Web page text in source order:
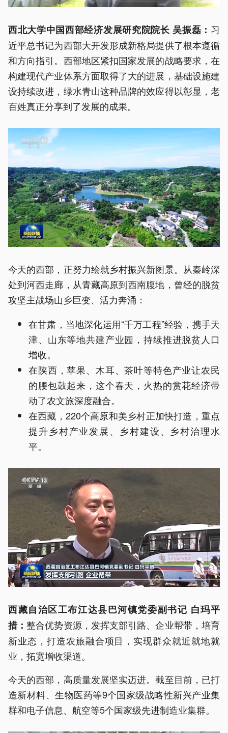
西北大学中国西部经济发展研究院院长 吴振磊： 习
近平总书记为西部大开发形成新格局提供了根本遵循
和方向指引。西部地区紧扣国家发展的战略要求，在
构建现代产业体系方面取得了大的进展，基础设施建
设持续改进，绿水青山这种品牌的效应得以彰显，老
百姓真正分享到了发展的成果。
今天的西部，正努力绘就乡村振兴新图景。从秦岭深
处到河西走廊，从青藏高原到西南腹地，曾经的脱贫
攻坚主战场山乡巨变、活力奔涌：
在甘肃，当地深化运用“千万工程”经验，携手天
津、山东等地共建产业园，持续推进脱贫人口
增收。
在陕西，苹果、木耳、茶叶等特色产业让农民
的腰包鼓起来，这个春天，火热的赏花经济带
动了农文旅深度融合。
在西藏，220个高原和美乡村正加快打造，重点
提升乡村产业发展、乡村建设、乡村治理水
平。
西藏自治区工布江达县巴河镇党委副书记 白玛平
措：整合优势资源，发挥支部引路、企业帮带，培育
新业态，打造农旅融合项目，实现群众就近就地就
业，拓宽增收渠道。
今天的西部，高质量发展坚实迈进。截至目前，已打
造新材料、生物医药等9个国家级战略性新兴产业集
群和电子信息、航空等5个国家级先进制造业集群。